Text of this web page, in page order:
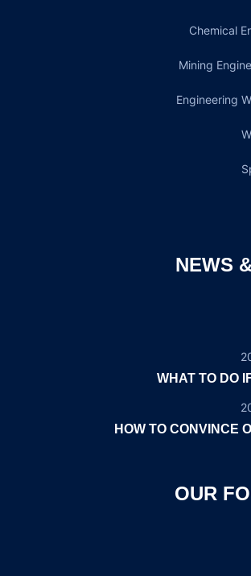
Chemical
Mining
Engineering
NEWS
WHAT TO DO
HOW TO CONVINCE
OUR